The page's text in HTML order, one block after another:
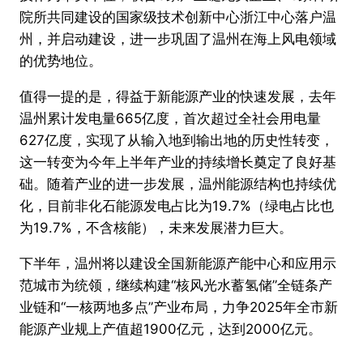
院所共同建设的国家级技术创新中心浙江中心落户温
州，并启动建设，进一步巩固了温州在海上风电领域
的优势地位。
值得一提的是，得益于新能源产业的快速发展，去年
温州累计发电量665亿度，首次超过全社会用电量
627亿度，实现了从输入地到输出地的历史性转变，
这一转变为今年上半年产业的持续增长奠定了良好基
础。随着产业的进一步发展，温州能源结构也持续优
化，目前非化石能源发电占比为19.7%（绿电占比也
为19.7%，不含核能），未来发展潜力巨大。
下半年，温州将以建设全国新能源产能中心和应用示
范城市为统领，继续构建“核风光水蓄氢储”全链条产
业链和“一核两地多点”产业布局，力争2025年全市新
能源产业规上产值超1900亿元，达到2000亿元。